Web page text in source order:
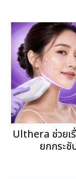
Ulthera ช่วยเรื่
ยกกระ